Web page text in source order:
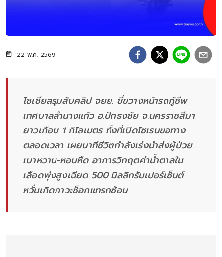
22 พ.ค. 2569
โซเชียลรุมสับคลิป จยย. ขี่ขวางหน้ารถกู้ชีพ
เทศบาลลำนางแก้ว อ.ปักธงชัย จ.นครราชสีมา
ยาวเกือบ 1 กิโลเมตร ทั้งที่เปิดไซเรนขอทาง
ตลอดเวลา เผยนาทีชีวิตกำลังเร่งนำส่งผู้ป่วย
เบาหวาน-หอบหืด อาการวิกฤตค่าน้ำตาลใน
เลือดพุ่งสูงเฉียด 500 มิลลิกรัมเปอร์เซ็นต์
หวั่นเกิดภาวะช็อกแทรกซ้อน